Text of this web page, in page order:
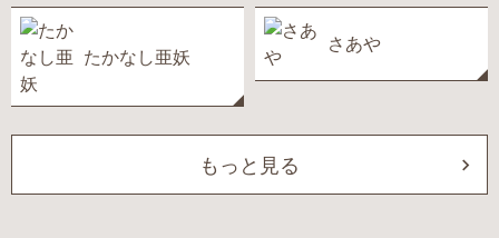
たかなし亜妖
さあや
もっと見る